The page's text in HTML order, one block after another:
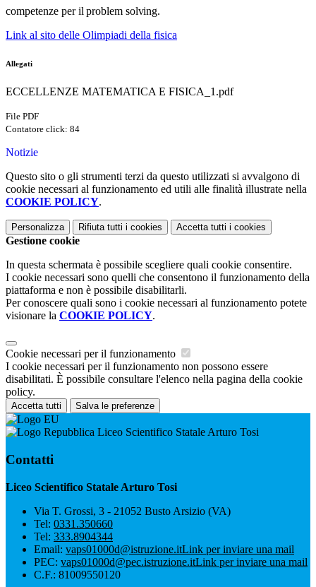
competenze per il problem solving.
Link al sito delle Olimpiadi della fisica
Allegati
ECCELLENZE MATEMATICA E FISICA_1.pdf
File PDF
Contatore click: 84
Notizie
Questo sito o gli strumenti terzi da questo utilizzati si avvalgono di
cookie necessari al funzionamento ed utili alle finalità illustrate nella
COOKIE POLICY.
Personalizza Rifiuta tutti i cookies Accetta tutti i cookies
Gestione cookie
In questa schermata è possibile scegliere quali cookie consentire.
I cookie necessari sono quelli che consentono il funzionamento della
piattaforma e non è possibile disabilitarli.
Per conoscere quali sono i cookie necessari al funzionamento potete
visionare la COOKIE POLICY.
Cookie necessari per il funzionamento
I cookie necessari per il funzionamento non possono essere
disabilitati. È possibile consultare l'elenco nella pagina della cookie
policy.
Accetta tutti Salva le preferenze
Liceo Scientifico Statale Arturo Tosi
Contatti
Liceo Scientifico Statale Arturo Tosi
Via T. Grossi, 3 - 21052 Busto Arsizio (VA)
Tel: 0331.350660
Tel: 333.8904344
Email: vaps01000d@istruzione.itLink per inviare una mail
PEC: vaps01000d@pec.istruzione.itLink per inviare una mail
C.F.: 81009550120